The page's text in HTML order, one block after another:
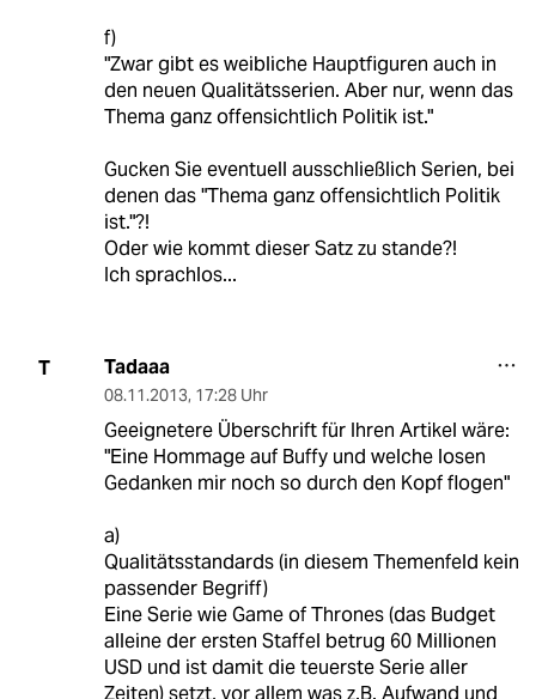
f)
"Zwar gibt es weibliche Hauptfiguren auch in
den neuen Qualitätsserien. Aber nur, wenn das
Thema ganz offensichtlich Politik ist."
Gucken Sie eventuell ausschließlich Serien, bei
denen das "Thema ganz offensichtlich Politik
ist."?!
Oder wie kommt dieser Satz zu stande?!
Ich sprachlos...
T Tadaaa
08.11.2013, 17:28 Uhr
Geeignetere Überschrift für Ihren Artikel wäre:
"Eine Hommage auf Buffy und welche losen
Gedanken mir noch so durch den Kopf flogen"
a)
Qualitätsstandards (in diesem Themenfeld kein
passender Begriff)
Eine Serie wie Game of Thrones (das Budget
alleine der ersten Staffel betrug 60 Millionen
USD und ist damit die teuerste Serie aller
Zeiten) setzt, vor allem was z.B. Aufwand und